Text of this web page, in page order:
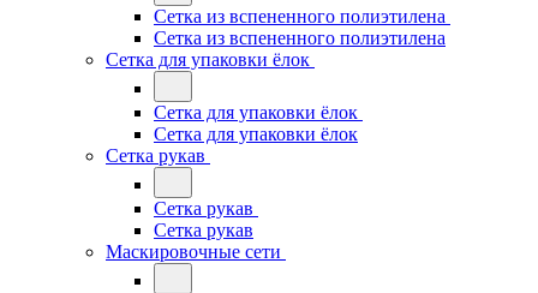
Сетка из вспененного полиэтилена
Сетка из вспененного полиэтилена
Сетка для упаковки ёлок
Сетка для упаковки ёлок
Сетка для упаковки ёлок
Сетка рукав
Сетка рукав
Сетка рукав
Маскировочные сети